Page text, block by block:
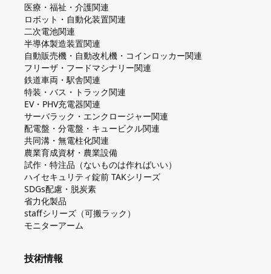
医療・福祉・介護関連
ロボット・自動化装置関連
二次電池関連
半導体製造装置関連
自動販売機・自動改札機・コインロッカー関連
フリーザ・フードマシナリー関連
鉄道車両・駅舎関連
特装・バス・トラック関連
EV・PHV充電器関連
サーバラック・エンクロージャー関連
配電盤・分電盤・キュービクル関連
共同溝・無電柱化関連
農業育成資材・農業設備
試作・特注品（ないものは作ればいい）
ハイセキュリティ錠前 TAKシリーズ
SDGs配慮・脱炭素
省力化製品
staffシリーズ（可搬ラック）
モニターアーム
技術情報